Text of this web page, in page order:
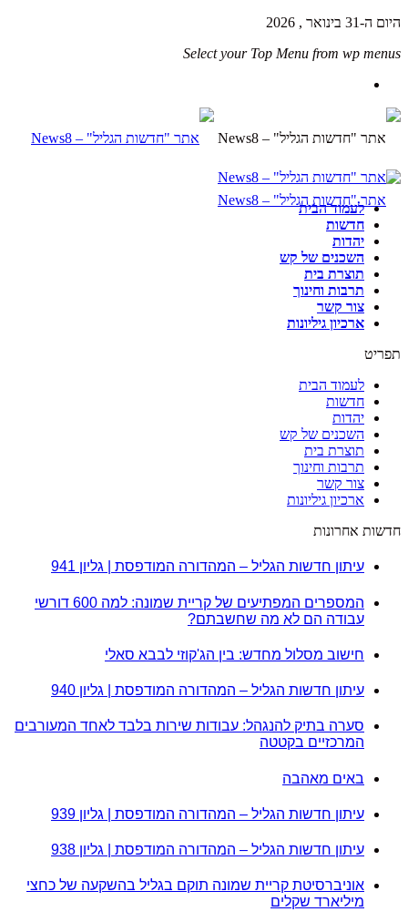
היום ה-31 בינואר , 2026
Select your Top Menu from wp menus
לעמוד הבית
חדשות
יהדות
השכנים של קש
תוצרת בית
תרבות וחינוך
צור קשר
ארכיון גיליונות
תפריט
לעמוד הבית
חדשות
יהדות
השכנים של קש
תוצרת בית
תרבות וחינוך
צור קשר
ארכיון גיליונות
חדשות אחרונות
עיתון חדשות הגליל – המהדורה המודפסת | גליון 941
המספרים המפתיעים של קריית שמונה: למה 600 דורשי
עבודה הם לא מה שחשבתם?
חישוב מסלול מחדש: בין הג'קוזי לבבא סאלי
עיתון חדשות הגליל – המהדורה המודפסת | גליון 940
סערה בתיק להנגהל: עבודות שירות בלבד לאחד המעורבים
המרכזיים בקטטה
באים מאהבה
עיתון חדשות הגליל – המהדורה המודפסת | גליון 939
עיתון חדשות הגליל – המהדורה המודפסת | גליון 938
אוניברסיטת קריית שמונה תוקם בגליל בהשקעה של כחצי
מיליארד שקלים